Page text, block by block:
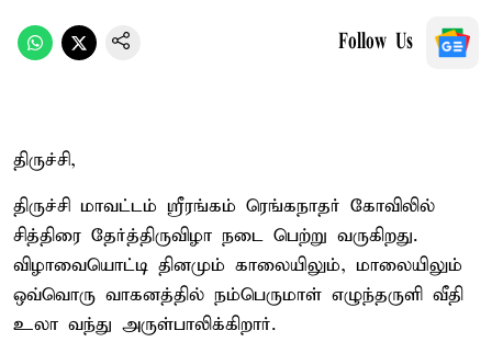
Follow Us
திருச்சி,
திருச்சி மாவட்டம் ஸ்ரீரங்கம் ரெங்கநாதர் கோவிலில்
சித்திரை தேர்த்திருவிழா நடை பெற்று வருகிறது.
விழாவையொட்டி தினமும் காலையிலும், மாலையிலும்
ஒவ்வொரு வாகனத்தில் நம்பெருமாள் எழுந்தருளி வீதி
உலா வந்து அருள்பாலிக்கிறார்.